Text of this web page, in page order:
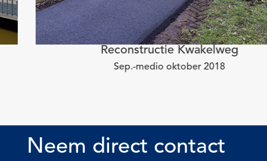
Reconstructie Kwakelweg
Sep.-medio oktober 2018
Neem direct contact